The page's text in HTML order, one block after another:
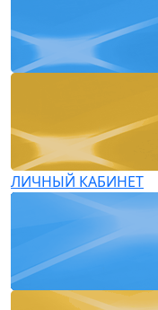
ЛИЧНЫЙ КАБИНЕТ